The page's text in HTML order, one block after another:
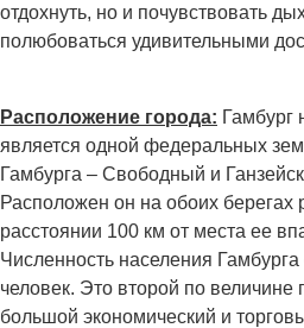
отдохнуть, но и почувствовать
полюбоваться удивительными
Расположение города: Гамбург
является одной федеральных
Гамбурга – Свободный и
Расположен он на обоих берегах
расстоянии 100 км от места ее
Численность населения
человек. Это второй по величине
большой экономический и